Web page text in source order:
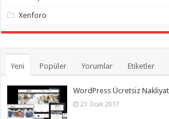
Xenforo
Yeni Popüler Yorumlar Etiketler
WordPress Ücretsiz Nakliyat
23 Ocak 2017